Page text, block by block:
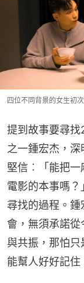
四位不同背景的女生初
提到故事要尋找
之一鍾宏杰，
堅信︰「能把
電影的本事嗎
尋找的過程。
會，無須承諾
與共振，那怕
能幫人好好記住